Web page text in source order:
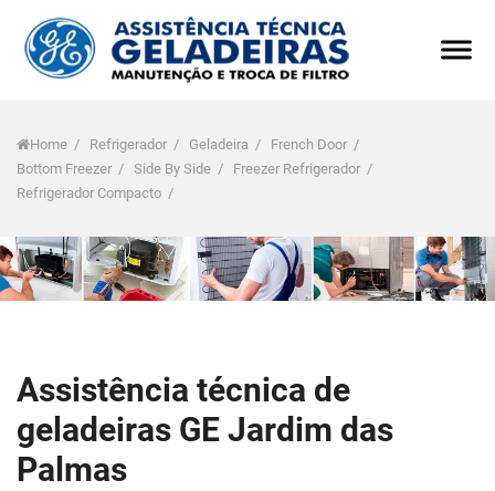
Home / Refrigerador / Geladeira / French Door /
Bottom Freezer / Side By Side / Freezer Refrigerador /
Refrigerador Compacto /
Assistência técnica de
geladeiras GE Jardim das
Palmas